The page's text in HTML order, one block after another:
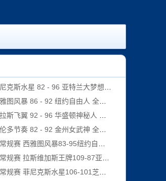
斯水星 82 - 96 亚特兰大梦想 全场集锦
风暴 86 - 92 纽约自由人 全场集锦
飞翼 92 - 96 华盛顿神秘人 全场集锦
节奏 82 - 92 金州女武神 全场集锦
西雅图风暴83-95纽约自由人 全场集锦
斯维加斯王牌109-87亚特兰大梦想 全场集锦
尼克斯水星106-101芝加哥天空 全场集锦